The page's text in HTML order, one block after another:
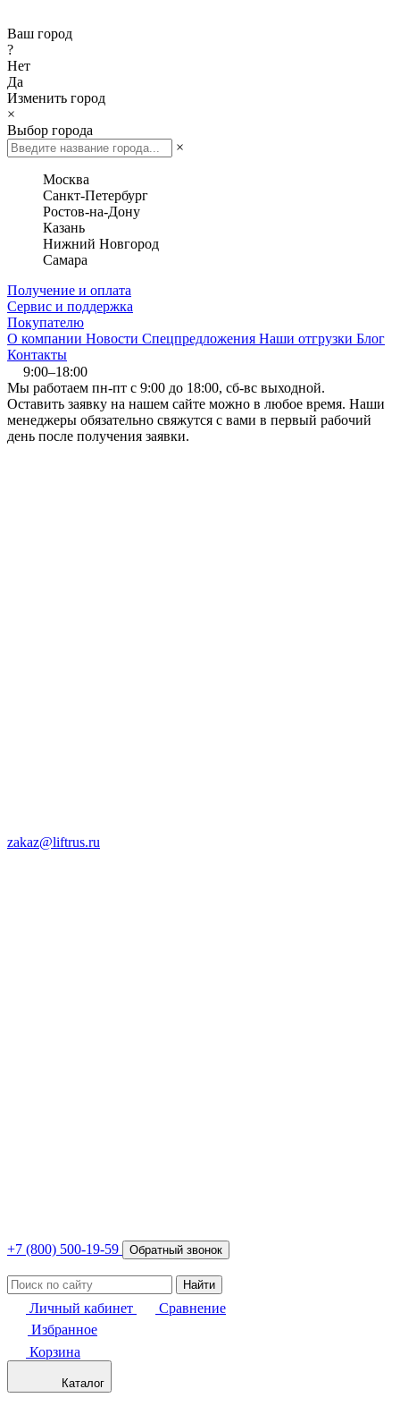
Ваш город
?
Нет
Да
Изменить город
×
Выбор города
×
Москва
Санкт-Петербург
Ростов-на-Дону
Казань
Нижний Новгород
Самара
Получение и оплата
Сервис и поддержка
Покупателю
О компании Новости Спецпредложения Наши отгрузки Блог
Контакты
9:00–18:00
Мы работаем пн-пт с 9:00 до 18:00, сб-вс выходной.
Оставить заявку на нашем сайте можно в любое время. Наши
менеджеры обязательно свяжутся с вами в первый рабочий
день после получения заявки.
zakaz@liftrus.ru
+7 (800) 500-19-59 Обратный звонок
Найти
Личный кабинет
Сравнение
Избранное
Корзина
Каталог